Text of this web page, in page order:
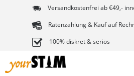
Versandkostenfrei ab €49,-
Ratenzahlung & Kauf auf
100% diskret & seriös